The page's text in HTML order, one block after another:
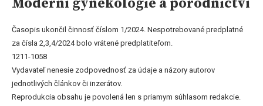
Moderní gynekologie a porodnictví
Časopis ukončil činnosť číslom 1/2024. Nespotrebované predplatné
za čísla 2,3,4/2024 bolo vrátené predplatiteľom.
1211-1058
Vydavateľ nenesie zodpovednosť za údaje a názory autorov
jednotlivých článkov či inzerátov.
Reprodukcia obsahu je povolená len s priamym súhlasom redakcie.